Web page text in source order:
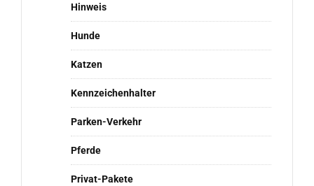
Hinweis
Hunde
Katzen
Kennzeichenhalter
Parken-Verkehr
Pferde
Privat-Pakete